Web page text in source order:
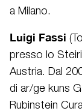
a Milano.
Luigi Fassi
presso lo
Austria. Dal
di ar/ge kuns
Rubinstein